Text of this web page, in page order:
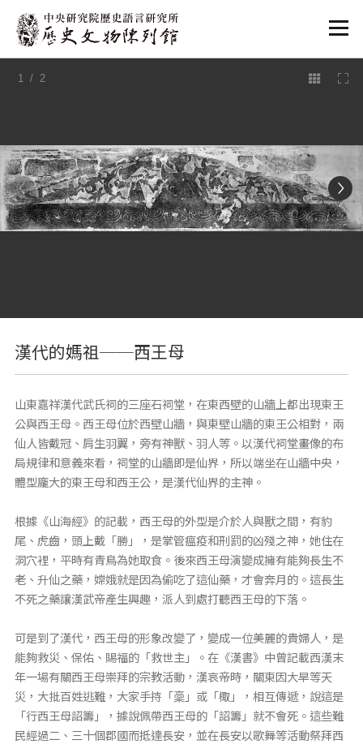
:::
1 / 2
漢代的媽祖──西王母
山東嘉祥漢代武氏祠的三座石祠堂，在東西壁的山牆上都出現東王
公與西王母。西王母位於西壁山牆，與東壁山牆的東王公相對，兩
仙人皆戴冠、肩生羽翼，旁有神獸、羽人等。以漢代祠堂畫像的布
局規律和意義來看，祠堂的山牆即是仙界，所以端坐在山牆中央，
體型龐大的東王母和西王公，是漢代仙界的主神。
根據《山海經》的記載，西王母的外型是介於人與獸之間，有豹
尾、虎齒，頭上戴「勝」，是掌管瘟疫和刑罰的凶殘之神，她住在
洞穴裡，平時有青鳥為她取食。後來西王母演變成擁有能夠長生不
老、升仙之藥，嫦娥就是因為偷吃了這仙藥，才會奔月的。這長生
不死之藥讓漢武帝產生興趣，派人到處打聽西王母的下落。
可是到了漢代，西王母的形象改變了，變成一位美麗的貴婦人，是
能夠救災、保佑、賜福的「救世主」。在《漢書》中曾記載西漢末
年一場有關西王母崇拜的宗教活動，漢哀帝時，關東因大旱等天
災，大批百姓逃難，大家手持「稾」或「棷」，相互傳遞，說這是
「行西王母詔籌」，據說佩帶西王母的「詔籌」就不會死。這些難
民經過二、三十個郡國而抵達長安，並在長安以歌舞等活動祭拜西